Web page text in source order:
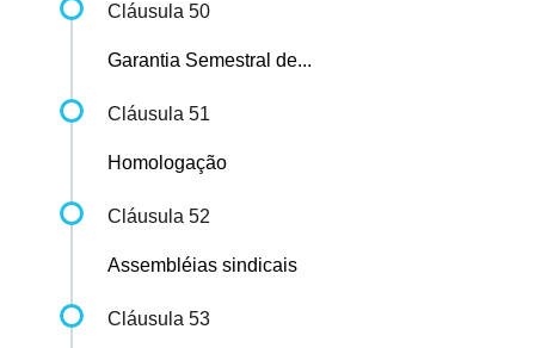
Cláusula 50
Garantia Semestral de...
Cláusula 51
Homologação
Cláusula 52
Assembléias sindicais
Cláusula 53